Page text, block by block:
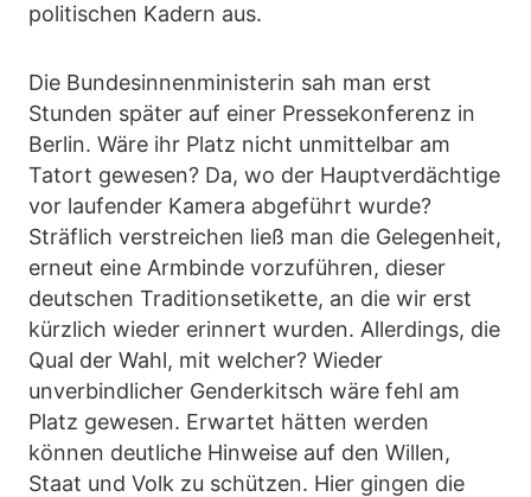
politischen Kadern aus.
Die Bundesinnenministerin sah man erst
Stunden später auf einer Pressekonferenz in
Berlin. Wäre ihr Platz nicht unmittelbar am
Tatort gewesen? Da, wo der Hauptverdächtige
vor laufender Kamera abgeführt wurde?
Sträflich verstreichen ließ man die Gelegenheit,
erneut eine Armbinde vorzuführen, dieser
deutschen Traditionsetikette, an die wir erst
kürzlich wieder erinnert wurden. Allerdings, die
Qual der Wahl, mit welcher? Wieder
unverbindlicher Genderkitsch wäre fehl am
Platz gewesen. Erwartet hätten werden
können deutliche Hinweise auf den Willen,
Staat und Volk zu schützen. Hier gingen die